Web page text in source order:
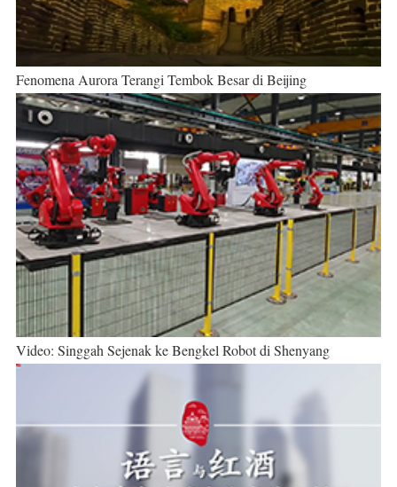
Fenomena Aurora Terangi Tembok Besar di Beijing
Video: Singgah Sejenak ke Bengkel Robot di Shenyang